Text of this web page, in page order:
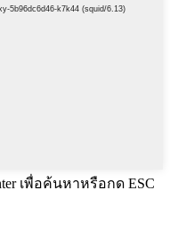
เพื่อค้นหาหรือกด ESC